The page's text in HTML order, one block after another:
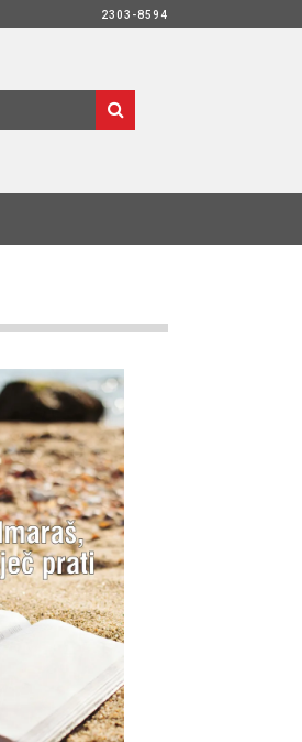
2303-8594